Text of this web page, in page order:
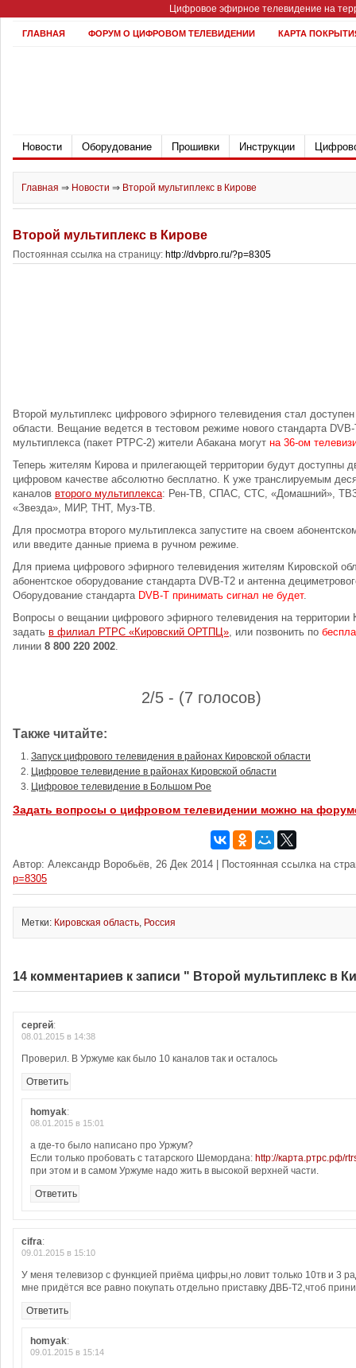
Цифровое эфирное телевидение на
ГЛАВНАЯ ФОРУМ О ЦИФРОВОМ ТЕЛЕВИДЕНИИ КАРТА
Новости Оборудование Прошивки Инструкции
Главная ⇒ Новости ⇒ Второй мультиплекс в Кирове
Второй мультиплекс в Кирове
Постоянная ссылка на страницу: http://dvbpro.ru/?p=8305
Второй мультиплекс цифрового эфирного телевидения стал
области. Вещание ведется в тестовом режиме нового стандарта
мультиплекса (пакет РТРС-2) жители Абакана могут на 36-ом
Теперь жителям Кирова и прилегающей территории будут доступны
цифровом качестве абсолютно бесплатно. К уже транслируемым
каналов второго мультиплекса: Рен-ТВ, СПАС, СТС, «Домашний»,
«Звезда», МИР, ТНТ, Муз-ТВ.
Для просмотра второго мультиплекса запустите на своем
или введите данные приема в ручном режиме.
Для приема цифрового эфирного телевидения жителям Кировской
абонентское оборудование стандарта DVB-T2 и антенна
Оборудование стандарта DVB-T принимать сигнал не будет.
Вопросы о вещании цифрового эфирного телевидения на территории
задать в филиал РТРС «Кировский ОРТПЦ», или позвонить по
линии 8 800 220 2002.
2/5 - (7 голосов)
Также читайте:
Запуск цифрового телевидения в районах Кировской области
Цифровое телевидение в районах Кировской области
Цифровое телевидение в Большом Рое
Задать вопросы о цифровом телевидении можно на
Автор: Александр Воробьёв, 26 Дек 2014 | Постоянная ссылка на
p=8305
Метки: Кировская область, Россия
14 комментариев к записи " Второй мультиплекс в
сергей:
08.01.2015 в 14:38
Проверил. В Уржуме как было 10 каналов так и осталось
Ответить
homyak:
08.01.2015 в 15:01
а где-то было написано про Уржум?
Если только пробовать с татарского Шемордана: http://карта.ртрс.рф/
при этом и в самом Уржуме надо жить в высокой верхней части.
Ответить
cifra:
09.01.2015 в 15:10
У меня телевизор с функцией приёма цифры,но ловит только 10тв и 3
мне придётся все равно покупать отдельно приставку ДВБ-Т2,чтоб
Ответить
homyak:
09.01.2015 в 15:14